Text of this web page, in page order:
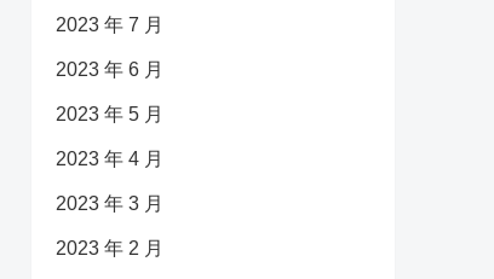
2023 年 7 月
2023 年 6 月
2023 年 5 月
2023 年 4 月
2023 年 3 月
2023 年 2 月